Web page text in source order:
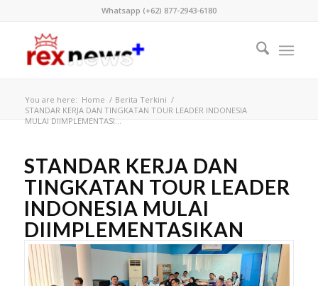
Whatsapp (+62) 877-2943-6180
You are here: Home / Berita Terkini /
STANDAR KERJA DAN TINGKATAN TOUR LEADER INDONESIA
MULAI DIIMPLEMENTASI...
STANDAR KERJA DAN
TINGKATAN TOUR LEADER
INDONESIA MULAI
DIIMPLEMENTASIKAN